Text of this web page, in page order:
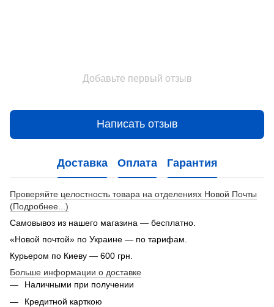
Добавьте первый отзыв
Написать отзыв
Доставка Оплата Гарантия
Проверяйте целостность товара на отделениях Новой Почты
(Подробнее...)
Самовывоз из нашего магазина — бесплатно.
«Новой почтой» по Украине — по тарифам.
Курьером по Киеву — 600 грн.
Больше информации о доставке
Наличными при получении
Кредитной карткою